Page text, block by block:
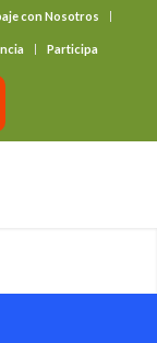
con Nosotros
Participa